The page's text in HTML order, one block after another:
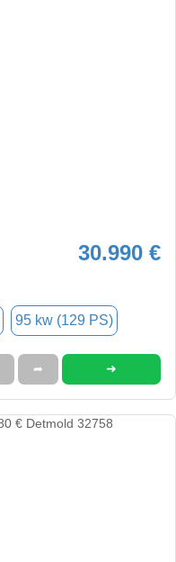
30.990 €
95 kw (129 PS)
➦ ➜